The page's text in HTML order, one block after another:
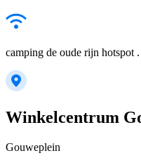
camping de oude rijn hotspot .
Winkelcentrum
Gouweplein